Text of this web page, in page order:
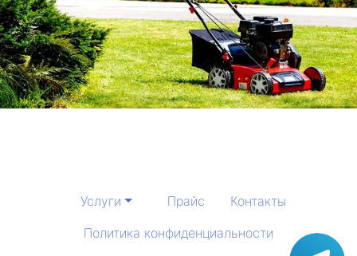
Услуги Прайс
Контакты
Политика конфиденциальности